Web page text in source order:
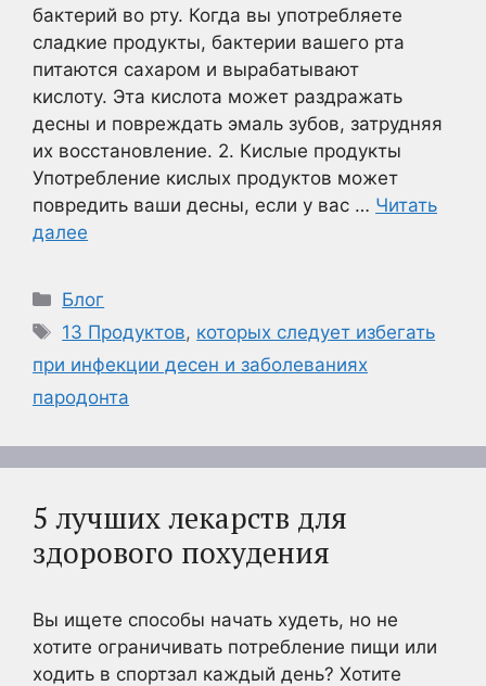
бактерий во рту. Когда вы употребляете
сладкие продукты, бактерии вашего рта
питаются сахаром и вырабатывают
кислоту. Эта кислота может раздражать
десны и повреждать эмаль зубов, затрудняя
их восстановление. 2. Кислые продукты
Употребление кислых продуктов может
повредить ваши десны, если у вас … Читать
далее
Рубрики
Блог
Метки
13 Продуктов, которых следует избегать
при инфекции десен и заболеваниях
пародонта
5 лучших лекарств для
здорового похудения
Вы ищете способы начать худеть, но не
хотите ограничивать потребление пищи или
ходить в спортзал каждый день? Хотите